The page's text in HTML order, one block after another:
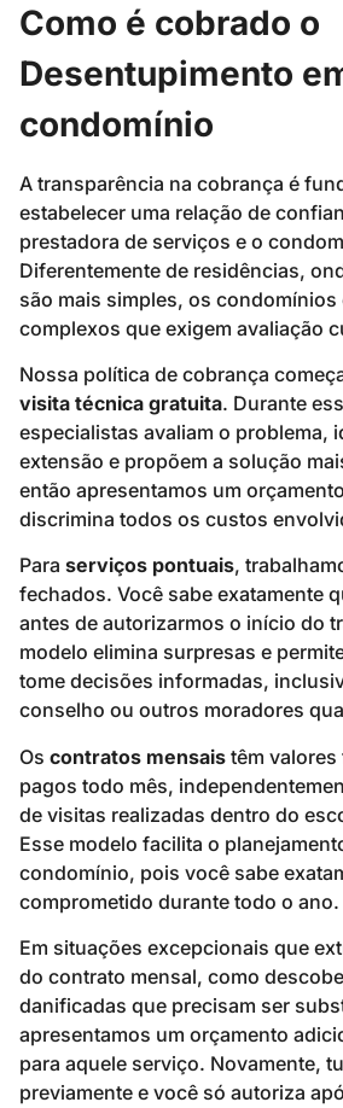
Como é cobrado o
Desentupimento
condomínio
A transparência na cobrança é
estabelecer uma relação de
prestadora de serviços e o
Diferentemente de residências,
são mais simples, os
complexos que exigem avaliação
Nossa política de cobrança
visita técnica gratuita. Durante
especialistas avaliam o problema,
extensão e propõem a solução
então apresentamos um
discrimina todos os custos
Para serviços pontuais,
fechados. Você sabe exatamente
antes de autorizarmos o início do
modelo elimina surpresas e
tome decisões informadas,
conselho ou outros moradores
Os contratos mensais têm
pagos todo mês,
de visitas realizadas dentro do
Esse modelo facilita o
condomínio, pois você sabe
comprometido durante todo o ano.
Em situações excepcionais que
do contrato mensal, como
danificadas que precisam ser
apresentamos um orçamento
para aquele serviço. Novamente,
previamente e você só autoriza